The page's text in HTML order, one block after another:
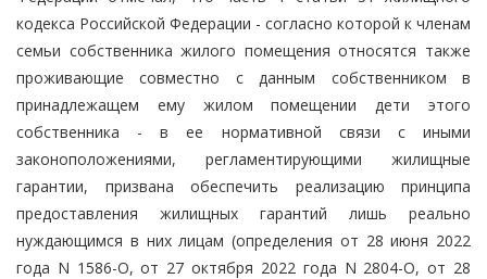
кодекса Российской Федерации - согласно которой к членам
семьи собственника жилого помещения относятся также
проживающие совместно с данным собственником в
принадлежащем ему жилом помещении дети этого
собственника - в ее нормативной связи с иными
законоположениями, регламентирующими жилищные
гарантии, призвана обеспечить реализацию принципа
предоставления жилищных гарантий лишь реально
нуждающимся в них лицам (определения от 28 июня 2022
года N 1586-О, от 27 октября 2022 года N 2804-О, от 28